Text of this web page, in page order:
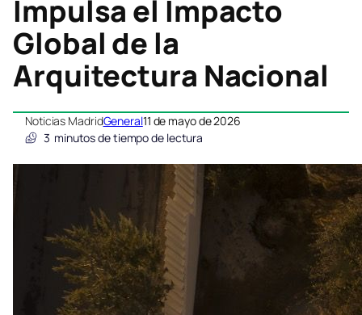
Impulsa el Impacto
Global de la
Arquitectura Nacional
Noticias MadridGeneral11 de mayo de 2026
3 minutos de tiempo de lectura